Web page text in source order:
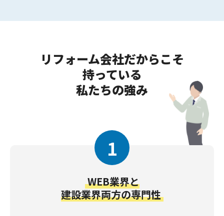
リフォーム会社だからこそ
持っている
私たちの強み
1
WEB業界と
建設業界両方の専門性